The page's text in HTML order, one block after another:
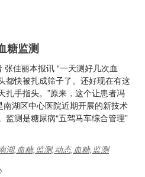
糖监测
佳丽本报讯 “一天测好几次血
都快被扎成筛子了。还好现在有这
扎手指头。”原来，这个让患者冯
南湖区中心医院近期开展的新技术
测是糖尿病“五驾马车综合管理”
湖,血糖,监测,动态,血糖,监测